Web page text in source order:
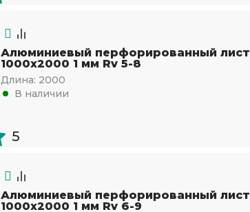
Алюминиевый перфорированный лист
1000х2000 1 мм Rv 5-8
Длина: 2000
В наличии
5
Алюминиевый перфорированный лист
1000х2000 1 мм Rv 6-9